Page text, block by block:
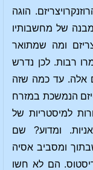
הוגה
של מחשבותיו
ומה שמתואר
רבות. לכן נדרש
אלה. עד כמה שזה
הנמשכת במזרח
למיסטריות של
ומדוע? שם
ומסביב אסיה
הם לא חשו